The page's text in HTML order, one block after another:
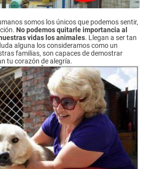
somos los únicos que podemos sentir,
No podemos quitarle importancia al
vidas los animales. Llegan a ser tan
alguna los consideramos como un
familias, son capaces de demostrar
tu corazón de alegría.